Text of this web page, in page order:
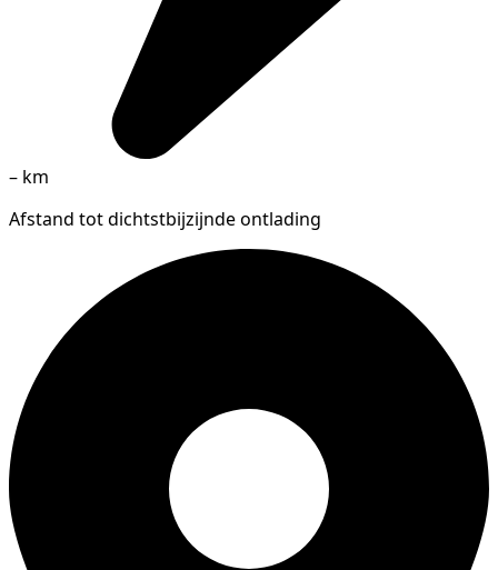
– km
Afstand tot dichtstbijzijnde ontlading